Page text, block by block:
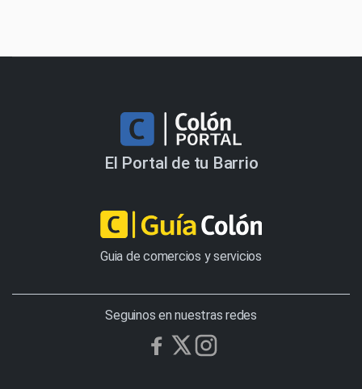
El Portal de tu Barrio
Guia de comercios y servicios
Seguinos en nuestras redes